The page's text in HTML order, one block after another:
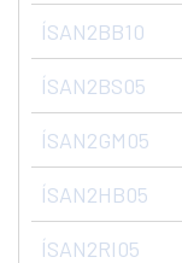
ÍSAN2BB10
ÍSAN2BS05
ÍSAN2GM05
ÍSAN2HB05
ÍSAN2RI05